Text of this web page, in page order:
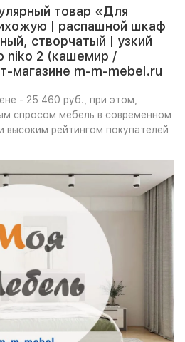
товар «Для
| распашной шкаф
створчатый | узкий
niko 2 (кашемир /
магазине m-m-mebel.ru
- 25 460 руб., при этом,
спросом мебель в современном
высоким рейтингом покупателей